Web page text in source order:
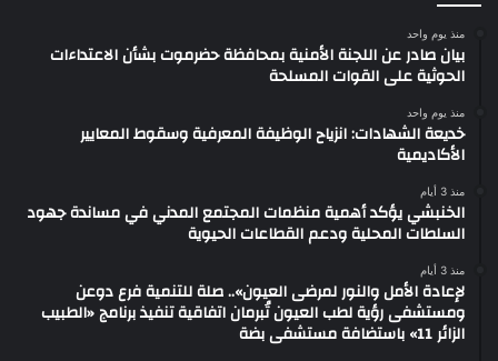
منذ يوم واحد
بيان صادر عن اللجنة الأمنية بمحافظة حضرموت بشأن الاعتداءات
الحوثية على القوات المسلحة
منذ يوم واحد
خديعة الشهادات: انزياح الوظيفة المعرفية وسقوط المعايير
الأكاديمية
منذ 3 أيام
الخنبشي يؤكد أهمية منظمات المجتمع المدني في مساندة جهود
السلطات المحلية ودعم القطاعات الحيوية
منذ 3 أيام
لإعادة الأمل والنور لمرضى العيون».. صلة للتنمية فرع دوعن
ومستشفى رؤية لطب العيون تُبرمان اتفاقية تنفيذ برنامج «الطبيب
الزائر 11» باستضافة مستشفى بضة